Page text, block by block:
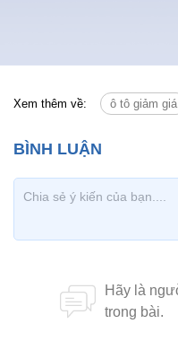
Xem thêm về: ô tô giảm giá